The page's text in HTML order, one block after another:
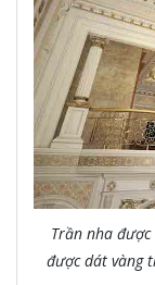
Trần nha
được dát vàng